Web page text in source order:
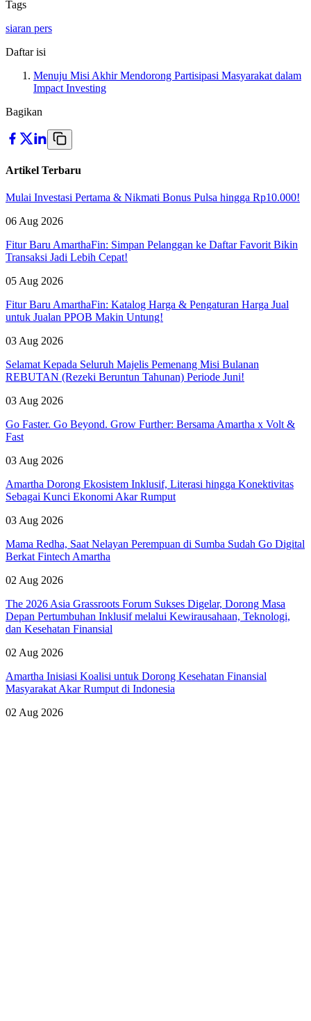
Tags
siaran pers
Daftar isi
Menuju Misi Akhir Mendorong Partisipasi Masyarakat dalam
Impact Investing
Bagikan
Artikel Terbaru
Mulai Investasi Pertama & Nikmati Bonus Pulsa hingga Rp10.000!
06 Aug 2026
Fitur Baru AmarthaFin: Simpan Pelanggan ke Daftar Favorit Bikin
Transaksi Jadi Lebih Cepat!
05 Aug 2026
Fitur Baru AmarthaFin: Katalog Harga & Pengaturan Harga Jual
untuk Jualan PPOB Makin Untung!
03 Aug 2026
Selamat Kepada Seluruh Majelis Pemenang Misi Bulanan
REBUTAN (Rezeki Beruntun Tahunan) Periode Juni!
03 Aug 2026
Go Faster. Go Beyond. Grow Further: Bersama Amartha x Volt &
Fast
03 Aug 2026
Amartha Dorong Ekosistem Inklusif, Literasi hingga Konektivitas
Sebagai Kunci Ekonomi Akar Rumput
03 Aug 2026
Mama Redha, Saat Nelayan Perempuan di Sumba Sudah Go Digital
Berkat Fintech Amartha
02 Aug 2026
The 2026 Asia Grassroots Forum Sukses Digelar, Dorong Masa
Depan Pertumbuhan Inklusif melalui Kewirausahaan, Teknologi,
dan Kesehatan Finansial
02 Aug 2026
Amartha Inisiasi Koalisi untuk Dorong Kesehatan Finansial
Masyarakat Akar Rumput di Indonesia
02 Aug 2026